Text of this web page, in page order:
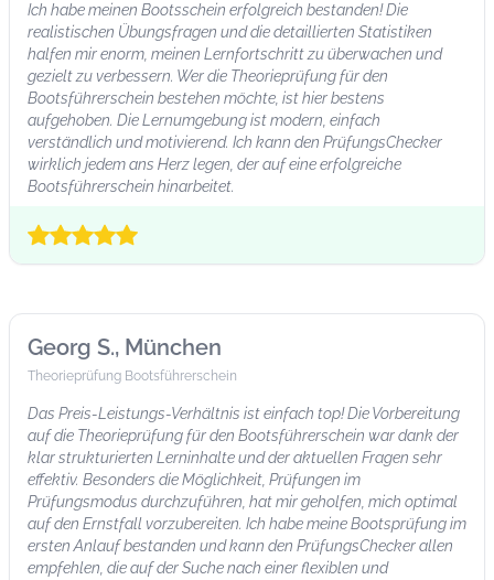
Ich habe meinen Bootsschein erfolgreich bestanden! Die
realistischen Übungsfragen und die detaillierten Statistiken
halfen mir enorm, meinen Lernfortschritt zu überwachen und
gezielt zu verbessern. Wer die Theorieprüfung für den
Bootsführerschein bestehen möchte, ist hier bestens
aufgehoben. Die Lernumgebung ist modern, einfach
verständlich und motivierend. Ich kann den PrüfungsChecker
wirklich jedem ans Herz legen, der auf eine erfolgreiche
Bootsführerschein hinarbeitet.
Georg S., München
Theorieprüfung Bootsführerschein
Das Preis-Leistungs-Verhältnis ist einfach top! Die Vorbereitung
auf die Theorieprüfung für den Bootsführerschein war dank der
klar strukturierten Lerninhalte und der aktuellen Fragen sehr
effektiv. Besonders die Möglichkeit, Prüfungen im
Prüfungsmodus durchzuführen, hat mir geholfen, mich optimal
auf den Ernstfall vorzubereiten. Ich habe meine Bootsprüfung im
ersten Anlauf bestanden und kann den PrüfungsChecker allen
empfehlen, die auf der Suche nach einer flexiblen und